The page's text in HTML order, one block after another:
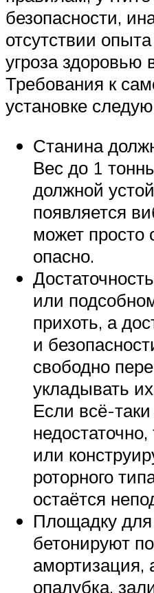
безопасности,
отсутствии
угроза здоровью
Требования к
установке
Станина
Вес до 1
должной
появляется
может просто
опасно.
или
прихоть, а
и
свободно
укладывать
Если всё-
или
роторного
остаётся
Площадку для
бетонируют
амортизация,
опалубка,